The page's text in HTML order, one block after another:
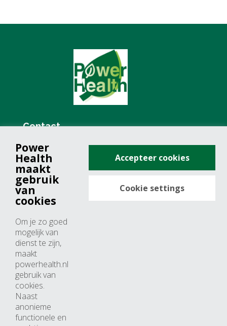
Contact
+31 (0)76 571 19 68
info@powerhealth.nl
Adresse
4817 ZH breda
Nederland
Horaires d’ouvertures
Du lundi au jeudi: 09:00 – 17:00
Vendredi: 09:00 – 15:00
Power
Health
maakt
gebruik
van
cookies
Om je zo goed
mogelijk van
dienst te zijn,
maakt
powerhealth.nl
gebruik van
cookies.
Naast
anonieme
functionele en
Accepteer cookies
Cookie settings